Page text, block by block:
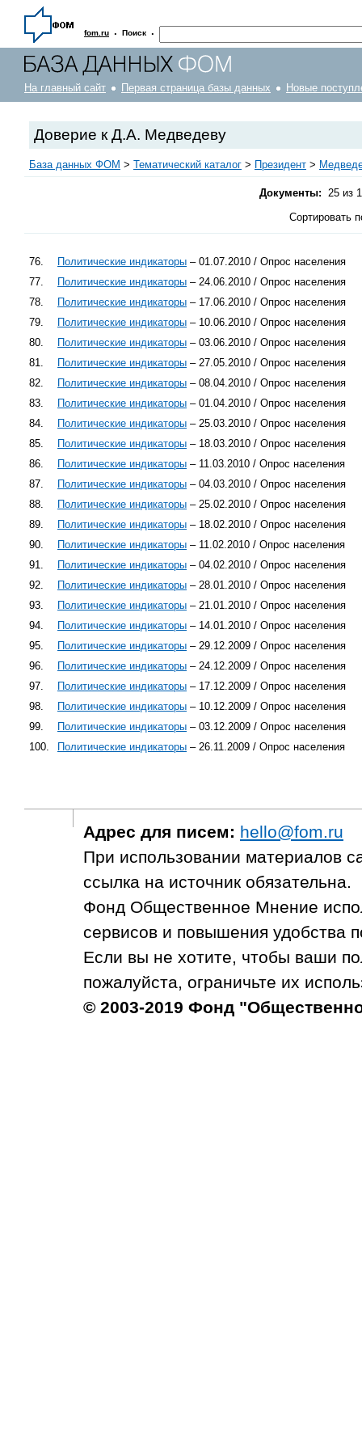
fom.ru · Поиск ·
На главный сайт Первая страница базы данных Новые
Доверие к Д.А. Медведеву
База данных ФОМ > Тематический каталог > Президент >
Документы:
25 из
Сортировать
76. Политические индикаторы – 01.07.2010 / Опрос населения
77.
Политические индикаторы – 24.06.2010 / Опрос населения
78.
Политические индикаторы – 17.06.2010 / Опрос населения
79.
Политические индикаторы – 10.06.2010 / Опрос населения
80.
Политические индикаторы – 03.06.2010 / Опрос населения
81.
Политические индикаторы – 27.05.2010 / Опрос населения
82.
Политические индикаторы – 08.04.2010 / Опрос населения
83.
Политические индикаторы – 01.04.2010 / Опрос населения
84.
Политические индикаторы – 25.03.2010 / Опрос населения
85.
Политические индикаторы – 18.03.2010 / Опрос населения
86.
Политические индикаторы – 11.03.2010 / Опрос населения
87.
Политические индикаторы – 04.03.2010 / Опрос населения
88.
Политические индикаторы – 25.02.2010 / Опрос населения
89.
Политические индикаторы – 18.02.2010 / Опрос населения
90.
Политические индикаторы – 11.02.2010 / Опрос населения
91.
Политические индикаторы – 04.02.2010 / Опрос населения
92.
Политические индикаторы – 28.01.2010 / Опрос населения
93.
Политические индикаторы – 21.01.2010 / Опрос населения
94.
Политические индикаторы – 14.01.2010 / Опрос населения
95.
Политические индикаторы – 29.12.2009 / Опрос населения
96.
Политические индикаторы – 24.12.2009 / Опрос населения
97.
Политические индикаторы – 17.12.2009 / Опрос населения
98.
Политические индикаторы – 10.12.2009 / Опрос населения
99.
Политические индикаторы – 03.12.2009 / Опрос населения
100.
Политические индикаторы – 26.11.2009 / Опрос населения
Адрес для писем: hello@fom.ru
При использовании материалов
ссылка на источник обязательна.
Фонд Общественное Мнение
сервисов и повышения удобства
Если вы не хотите, чтобы ваши
пожалуйста, ограничьте их
© 2003-2019 Фонд